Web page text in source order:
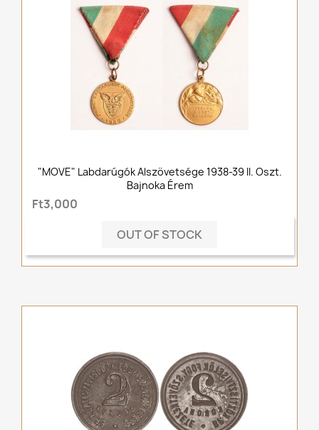
"MOVE" Labdarúgók Alszövetsége 1938-39 II. Oszt.
Bajnoka Érem
Ft3,000
OUT OF STOCK